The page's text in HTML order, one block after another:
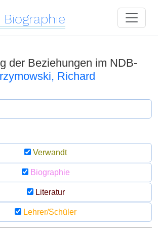
Biographie
der Beziehungen im NDB-
Richard
Verwandt
Biographie
Literatur
Lehrer/Schüler